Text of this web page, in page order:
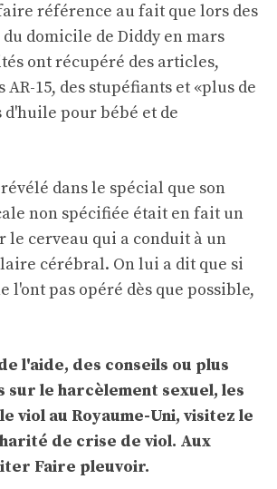
référence au fait que lors des
domicile de Diddy en mars
ont récupéré des articles,
AR-15, des stupéfiants et «plus de
d'huile pour bébé et de
dans le spécial que son
non spécifiée était en fait un
le cerveau qui a conduit à un
cérébral. On lui a dit que si
l'ont pas opéré dès que possible,
l'aide, des conseils ou plus
sur le harcèlement sexuel, les
viol au Royaume-Uni, visitez le
de crise de viol. Aux
Faire pleuvoir.